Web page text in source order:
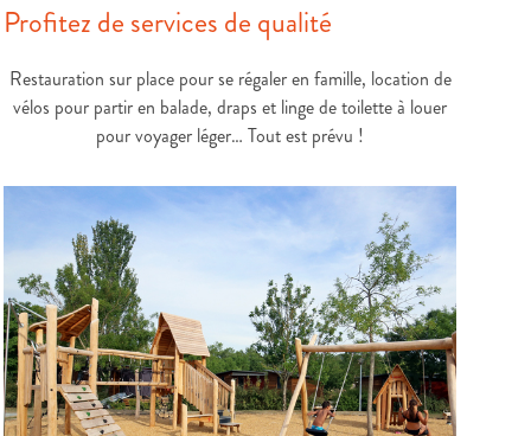
Profitez de services de qualité
Restauration sur place pour se régaler en famille, location de
vélos pour partir en balade, draps et linge de toilette à louer
pour voyager léger… Tout est prévu !